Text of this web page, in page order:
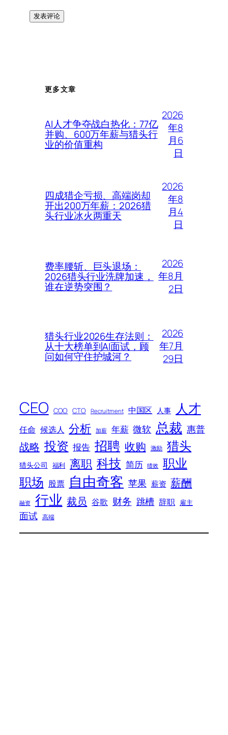
更多文章
AI人才争夺战白热化：77亿
并购、600万年薪与猎头行
业的价值重构
2026
年8
月6
日
四成猎企亏损、高端岗却
开出200万年薪：2026猎
头行业冰火两重天
2026
年8
月4
日
费率腰斩、巨头退场：
2026猎头行业洗牌加速，
谁在逆势突围？
2026
年8月
2日
猎头行业2026生存法则：
从十大榜单到AI面试，顾
问如何守住护城河？
2026
年7月
29日
CEO COO CTO Recruitment 中国区 人事 人才
任命 候选人 分析 加薪 年薪 微软 总裁 惠普
战略 投资 报告 招聘 收购 激励 猎头
猎头公司 福利 离职 科技 简历 绩效 职业
职场 股票 自由奇客 苹果 薪资 薪酬
融资 行业 裁员 谷歌 财务 跳槽 辞职 雇主
面试 高端